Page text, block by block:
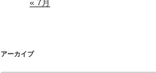
« 7月
アーカイブ